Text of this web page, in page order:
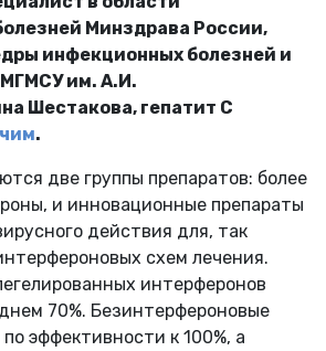
Минздрава России,
инфекционных болезней и
им. А.И.
Шестакова, гепатит С
.
две группы препаратов: более
и инновационные препараты
действия для, так
схем лечения.
интерферонов
70%. Безинтерфероновые
эффективности к 100%, а